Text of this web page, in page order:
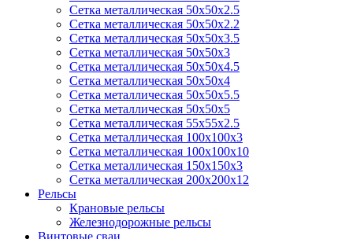
Сетка металлическая 50х50х2.5
Сетка металлическая 50х50х2.2
Сетка металлическая 50х50х3.5
Сетка металлическая 50х50х3
Сетка металлическая 50х50х4.5
Сетка металлическая 50х50х4
Сетка металлическая 50х50х5.5
Сетка металлическая 50х50х5
Сетка металлическая 55х55х2.5
Сетка металлическая 100х100х3
Сетка металлическая 100х100х10
Сетка металлическая 150х150х3
Сетка металлическая 200х200х12
Рельсы
Крановые рельсы
Железнодорожные рельсы
Винтовые сваи